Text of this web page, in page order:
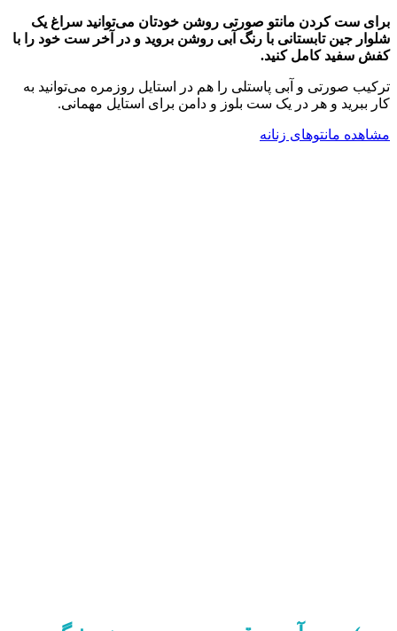
برای ست کردن مانتو صورتی روشن خودتان می‌توانید سراغ یک
شلوار جین تابستانی با رنگ آبی روشن بروید و در آخر ست خود را با
کفش سفید کامل کنید.
ترکیب صورتی و آبی پاستلی را هم در استایل روزمره می‌توانید به
کار ببرید و هر در یک ست بلوز و دامن برای استایل مهمانی.
مشاهده مانتوهای زنانه